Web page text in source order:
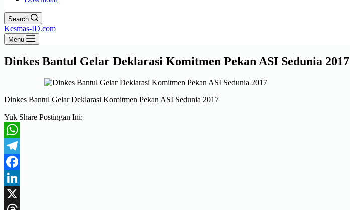
Search
Kesmas-ID.com
Menu
Dinkes Bantul Gelar Deklarasi Komitmen Pekan ASI Sedunia 2017
Dinkes Bantul Gelar Deklarasi Komitmen Pekan ASI Sedunia 2017
Yuk Share Postingan Ini:
WhatsApp
Telegram
Facebook
LinkedIn